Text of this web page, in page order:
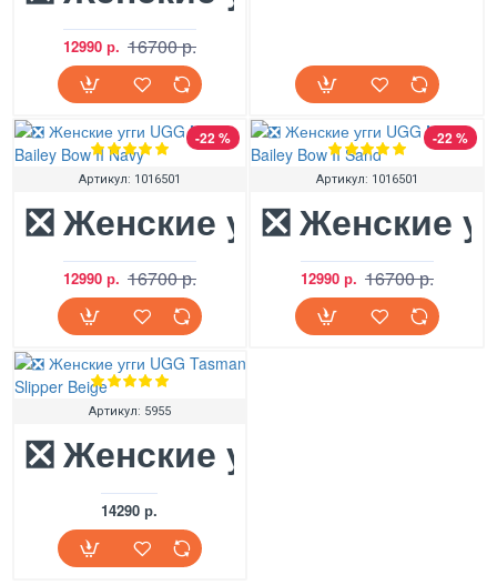
12990 р. 16700 р.
-22 %
Артикул: 1016501
❎ Женские угги UGG Mini
12990 р. 16700 р.
-22 %
Артикул: 1016501
❎ Женские
12990 р. 16700 р.
Артикул: 5955
❎ Женские угги UGG
14290 р.